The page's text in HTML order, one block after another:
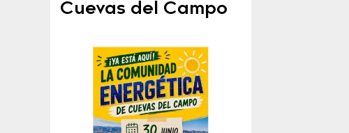
Cuevas del Campo